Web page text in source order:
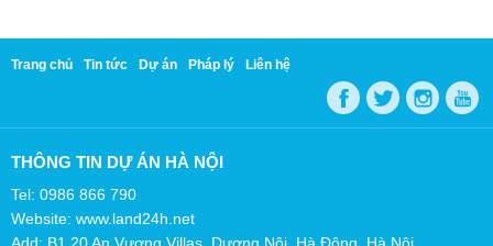
Trang chủ Tin tức Dự án Pháp lý Liên hệ
THÔNG TIN DỰ ÁN HÀ NỘI
Tel: 0986 866 790
Website: www.land24h.net